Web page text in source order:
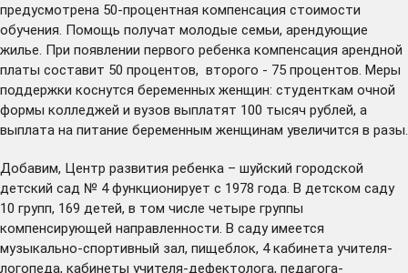
предусмотрена 50-процентная компенсация стоимости
обучения. Помощь получат молодые семьи, арендующие
жилье. При появлении первого ребенка компенсация арендной
платы составит 50 процентов, второго - 75 процентов. Меры
поддержки коснутся беременных женщин: студенткам очной
формы колледжей и вузов выплатят 100 тысяч рублей, а
выплата на питание беременным женщинам увеличится в разы.
Добавим, Центр развития ребенка – шуйский городской
детский сад № 4 функционирует с 1978 года. В детском саду
10 групп, 169 детей, в том числе четыре группы
компенсирующей направленности. В саду имеется
музыкально-спортивный зал, пищеблок, 4 кабинета учителя-
логопеда, кабинеты учителя-дефектолога, педагога-